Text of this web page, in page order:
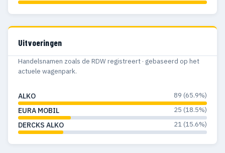
Uitvoeringen
Handelsnamen zoals de RDW registreert · gebaseerd op het
actuele wagenpark.
ALKO 89 (65.9%)
EURA MOBIL 25 (18.5%)
DERCKS ALKO 21 (15.6%)